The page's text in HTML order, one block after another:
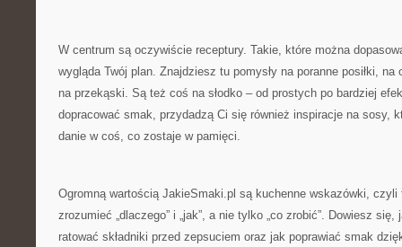
W centrum są oczywiście receptury. Takie, które można
wygląda Twój plan. Znajdziesz tu pomysły na poranne posiłki,
na przekąski. Są też coś na słodko – od prostych po bardziej
dopracować smak, przydadzą Ci się również inspiracje na sosy,
danie w coś, co zostaje w pamięci.
Ogromną wartością JakieSmaki.pl są kuchenne wskazówki, czyli
zrozumieć „dlaczego” i „jak”, a nie tylko „co zrobić”. Dowiesz
ratować składniki przed zepsuciem oraz jak poprawiać smak